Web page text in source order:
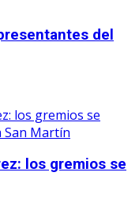
del
los gremios se